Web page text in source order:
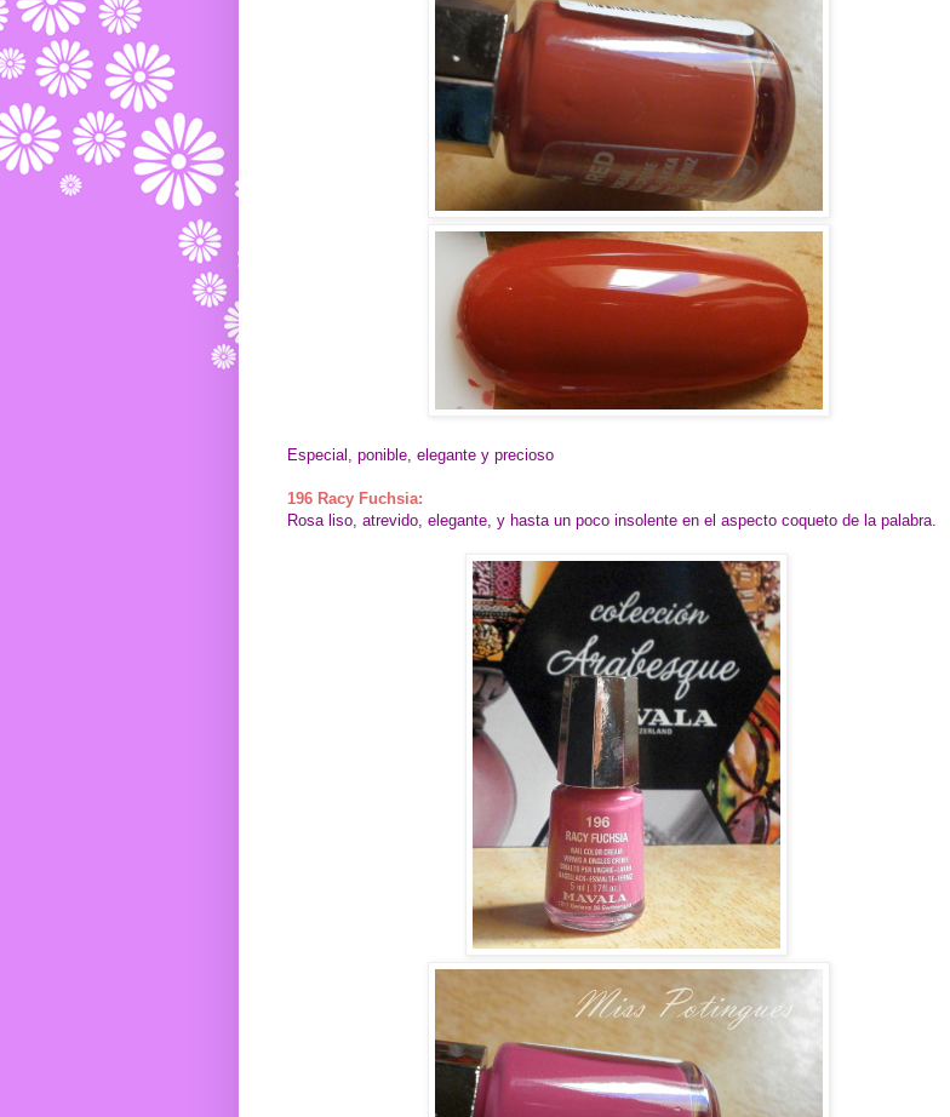
Especial, ponible, elegante y precioso
196 Racy Fuchsia:
Rosa liso, atrevido, elegante, y hasta un poco insolente en el aspecto coqueto de la palabra.